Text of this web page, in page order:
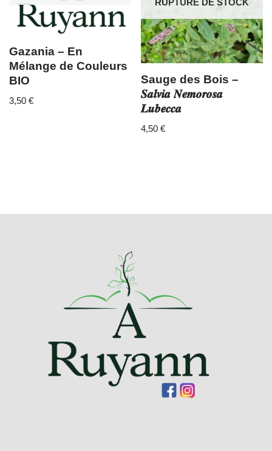
Gazania – En
Mélange de Couleurs
BIO
3,50 €
Sauge des Bois –
𝑺𝒂𝒍𝒗𝒊𝒂 𝑵𝒆𝒎𝒐𝒓𝒐𝒔𝒂
𝑳𝒖𝒃𝒆𝒄𝒄𝒂
4,50€